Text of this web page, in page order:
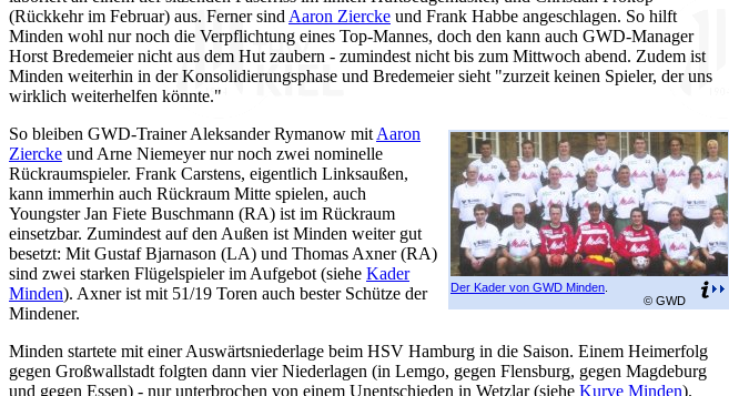
(Rückkehr im Februar) aus. Ferner sind Aaron Ziercke und Frank Habbe angeschlagen. So hilft
Minden wohl nur noch die Verpflichtung eines Top-Mannes, doch den kann auch GWD-Manager
Horst Bredemeier nicht aus dem Hut zaubern - zumindest nicht bis zum Mittwoch abend. Zudem ist
Minden weiterhin in der Konsolidierungsphase und Bredemeier sieht "zurzeit keinen Spieler, der uns
wirklich weiterhelfen könnte."
Der Kader von GWD Minden
© GWD
So bleiben GWD-Trainer Aleksander Rymanow mit Aaron
Ziercke und Arne Niemeyer nur noch zwei nominelle
Rückraumspieler. Frank Carstens, eigentlich Linksaußen,
kann immerhin auch Rückraum Mitte spielen, auch
Youngster Jan Fiete Buschmann (RA) ist im Rückraum
einsetzbar. Zumindest auf den Außen ist Minden weiter gut
besetzt: Mit Gustaf Bjarnason (LA) und Thomas Axner (RA)
sind zwei starken Flügelspieler im Aufgebot (siehe Kader
Minden). Axner ist mit 51/19 Toren auch bester Schütze der
Mindener.
Minden startete mit einer Auswärtsniederlage beim HSV Hamburg in die Saison. Einem Heimerfolg
gegen Großwallstadt folgten dann vier Niederlagen (in Lemgo, gegen Flensburg, gegen Magdeburg
und gegen Essen) - nur unterbrochen von einem Unentschieden in Wetzlar (siehe Kurve Minden).